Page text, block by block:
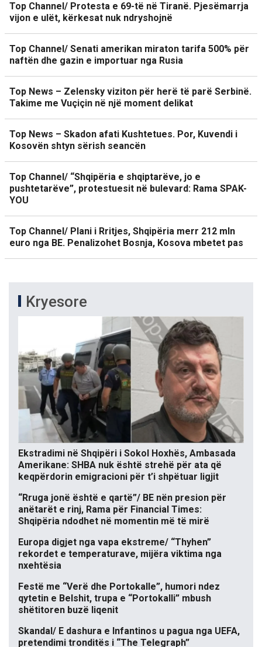
Top Channel/ Protesta e 69-të në Tiranë. Pjesëmarrja
vijon e ulët, kërkesat nuk ndryshojnë
Top Channel/ Senati amerikan miraton tarifa 500% për
naftën dhe gazin e importuar nga Rusia
Top News – Zelensky viziton për herë të parë Serbinë.
Takime me Vuçiçin në një moment delikat
Top News – Skadon afati Kushtetues. Por, Kuvendi i
Kosovën shtyn sërish seancën
Top Channel/ “Shqipëria e shqiptarëve, jo e
pushtetarëve”, protestuesit në bulevard: Rama SPAK-
YOU
Top Channel/ Plani i Rritjes, Shqipëria merr 212 mln
euro nga BE. Penalizohet Bosnja, Kosova mbetet pas
Kryesore
Ekstradimi në Shqipëri i Sokol Hoxhës, Ambasada
Amerikane: SHBA nuk është strehë për ata që
keqpërdorin emigracioni për t’i shpëtuar ligjit
“Rruga jonë është e qartë”/ BE nën presion për
anëtarët e rinj, Rama për Financial Times:
Shqipëria ndodhet në momentin më të mirë
Europa digjet nga vapa ekstreme/ “Thyhen”
rekordet e temperaturave, mijëra viktima nga
nxehtësia
Festë me “Verë dhe Portokalle”, humori ndez
qytetin e Belshit, trupa e “Portokalli” mbush
shëtitoren buzë liqenit
Skandal/ E dashura e Infantinos u pagua nga UEFA,
pretendimi tronditës i “The Telegraph”